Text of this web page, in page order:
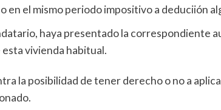
el mismo periodo impositivo a deduciión
haya presentado la correspondiente
vivienda habitual.
la posibilidad de tener derecho o no a